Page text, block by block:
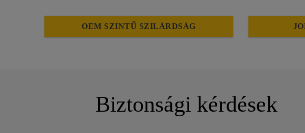
OEM SZINTŰ SZILÁRDSÁG
Biztonsági kérdések